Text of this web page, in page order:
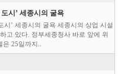
시’ 세종시의 굴욕
시’ 세종시의 굴욕 세종시의 상업 시설
고 있다. 정부세종청사 바로 앞에 위
25일까지..